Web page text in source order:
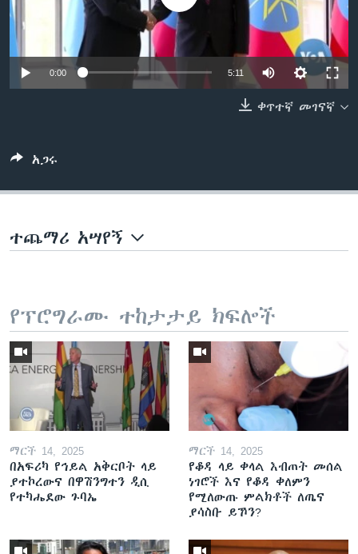
ቋንቋዎች
0:00 5:11
ቀጥተኛ መገናኛ
አጋሩ
ተጨማሪ አሣየኝ
የፕሮግራሙ ተከታታይ ክፍሎች
ማርች 14, 2025
በአፍሪካ የኅይል አቅርቦት ላይ
ያተኮረውና በዋሽንግተን ዲሲ
የተካሔደው ጉባኤ
ማርች 14, 2025
የቆዳ ላይ ቀላል እብጠት መሰል
ነገሮች እና የቆዳ ቀለምን
የሚለውጡ ምልክቶች ለጤና
ያሳስቡ ይኾን?